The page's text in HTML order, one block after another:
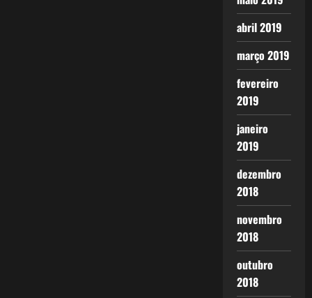
abril 2019
março 2019
fevereiro
2019
janeiro
2019
dezembro
2018
novembro
2018
outubro
2018